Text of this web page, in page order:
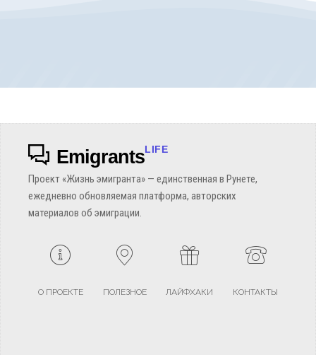
EmigrantsLIFE
Проект «Жизнь эмигранта» — единственная в Рунете,
ежедневно обновляемая платформа, авторских
материалов об эмиграции.
О ПРОЕКТЕ ПОЛЕЗНОЕ ЛАЙФХАКИ КОНТАКТЫ